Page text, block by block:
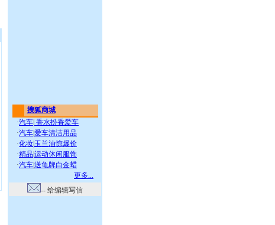
搜狐商城
·汽车 香水扮香爱车
·汽车爱车清洁用品
·化妆 玉兰油惊爆价
·精品运动休闲服饰
·汽车送龟牌白金蜡
更多...
-- 给编辑写信